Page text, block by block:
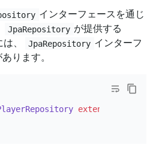
インターフェースを通じ
JpaRepository が提供する
、
JpaRepository インターフ
ります。
extends